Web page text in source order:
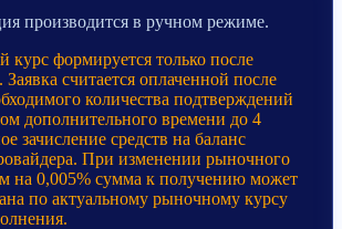
производится в ручном режиме.
курс формируется только после
считается оплаченной после
количества подтверждений
дополнительного времени до 4
зачисление средств на баланс
При изменении рыночного
на 0,005% сумма к получению может
по актуальному рыночному курсу